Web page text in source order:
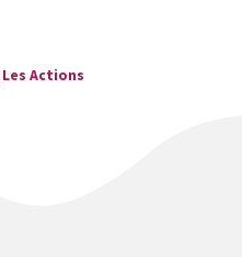
Les Actions